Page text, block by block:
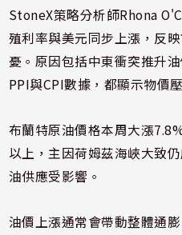
StoneX策略分析師Rhona
殖利率與美元同步上漲，反
憂。原因包括中東衝突推升
PPI與CPI數據，都顯示物價
布蘭特原油價格本周大漲
以上，主因荷姆茲海峽大致
油供應受影響。
油價上漲通常會帶動整體通